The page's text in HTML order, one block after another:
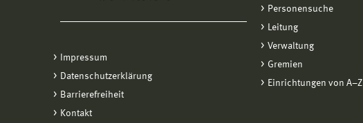
Impressum
Datenschutzerklärung
Barrierefreiheit
Kontakt
Personensuche
Leitung
Verwaltung
Gremien
Einrichtungen von A−Z